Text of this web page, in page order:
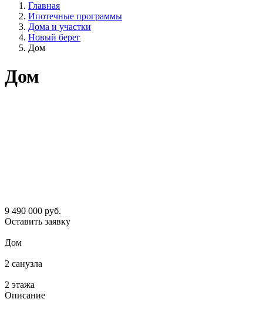
Главная
Ипотечные программы
Дома и участки
Новый берег
Дом
Дом
9 490 000 руб.
Оставить заявку
Дом
2 санузла
2 этажа
Описание